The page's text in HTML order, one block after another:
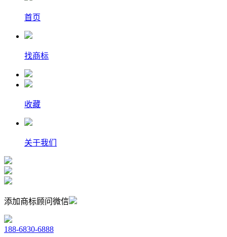
首页
找商标
收藏
关于我们
添加商标顾问微信
188-6830-6888